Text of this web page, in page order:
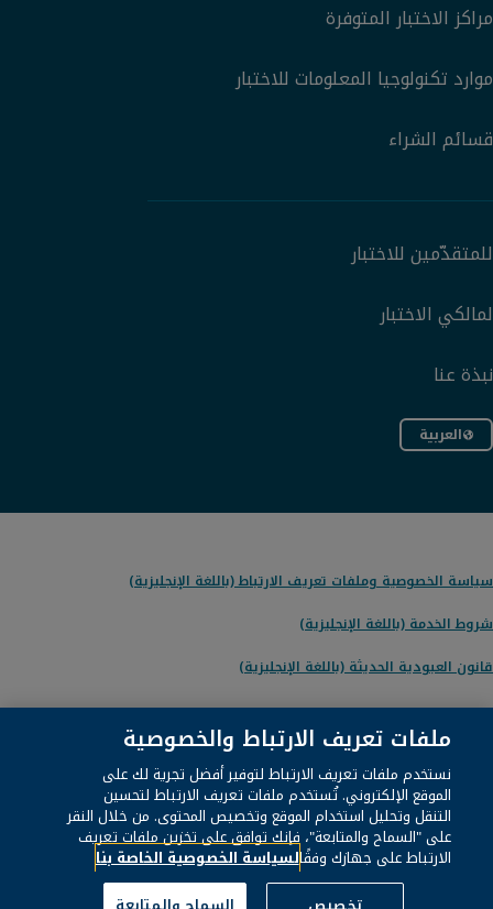
مراكز الاختبار المتوفرة
موارد تكنولوجيا المعلومات للاختبار
قسائم الشراء
للمتقدّمين للاختبار
لمالكي الاختبار
نبذة عنا
العربية
سياسة الخصوصية وملفات تعريف الارتباط (باللغة الإنجليزية)
شروط الخدمة (باللغة الإنجليزية)
قانون العبودية الحديثة (باللغة الإنجليزية)
Pearson. كل الحقوق محفوظة، بما في ذلك الحقوق المتعلقة
باستخراج النصوص والبيانات وتدريب الذكاء الاصطناعي والتقنيات المشابهة.
يستخدم هذا الموقع الإلكترونيملفات تعريف الارتباط.
إعدادات ملف تعريف الارتباط
ملفات تعريف الارتباط والخصوصية
نستخدم ملفات تعريف الارتباط لتوفير أفضل تجرية لك على
الموقع الإلكتروني. تُستخدم ملفات تعريف الارتباط لتحسين
التنقل وتحليل استخدام الموقع وتخصيص المحتوى. من خلال النقر
على "السماح والمتابعة"، فإنك توافق على تخزين ملفات تعريف
الارتباط على جهازك وفقًالسياسة الخصوصية الخاصة بنا